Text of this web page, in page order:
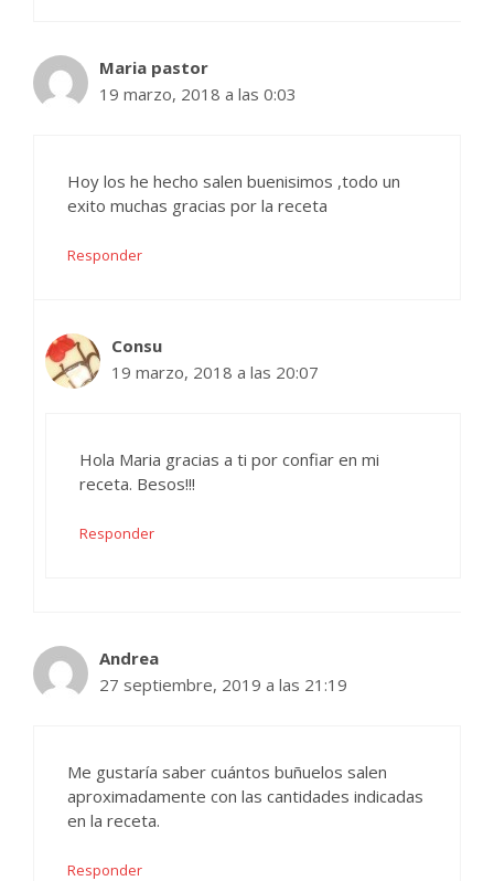
Maria pastor
19 marzo, 2018 a las 0:03
Hoy los he hecho salen buenisimos ,todo un
exito muchas gracias por la receta
Responder
Consu
19 marzo, 2018 a las 20:07
Hola Maria gracias a ti por confiar en mi
receta. Besos!!!
Responder
Andrea
27 septiembre, 2019 a las 21:19
Me gustaría saber cuántos buñuelos salen
aproximadamente con las cantidades indicadas
en la receta.
Responder